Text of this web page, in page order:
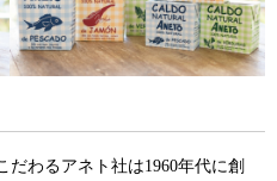
だわるアネト社は1960年代に創